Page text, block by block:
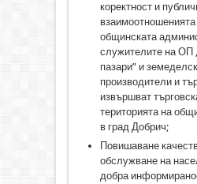
коректност и
общинската
служителите на ОП
пазари” и
производители и
извършват
територията на
в град Добрич;
Повишаване
обслужване на
добра